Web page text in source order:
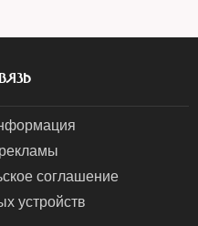
соглашение
устройств